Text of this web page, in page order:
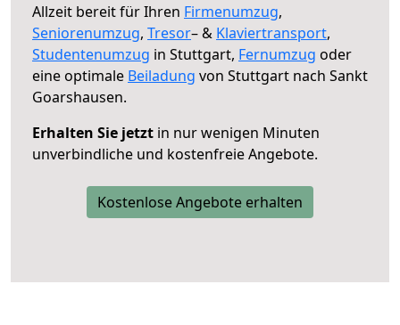
Allzeit bereit für Ihren Firmenumzug,
Seniorenumzug, Tresor– & Klaviertransport,
Studentenumzug in Stuttgart, Fernumzug oder
eine optimale Beiladung von Stuttgart nach Sankt
Goarshausen.
Erhalten Sie jetzt in nur wenigen Minuten
unverbindliche und kostenfreie Angebote.
Kostenlose Angebote erhalten